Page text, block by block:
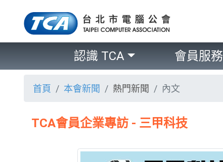
認識 TCA 會員服務
首頁 本會新聞 熱門新聞 內文
TCA會員企業專訪 - 三甲科技